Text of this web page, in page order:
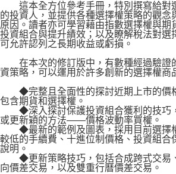
這本全方位參考手冊，特別撰寫給對
的投資人，並提供各種選擇權策略的觀念
原因。讀者亦可學習藉由指數選擇權與期
投資組合與提升績效；以及瞭解稅法對選
可允許認列之長期收益或虧損。
在本次的修訂版中，有數種經過驗證
資策略，可以運用於許多創新的選擇權商
◆完整且全面性的探討近期上市的價格
包含期貨和選擇權。
◆深入探討保護投資組合獲利的技巧
或更新穎的方法——價格波動率買權。
◆最新的範例及圖表，採用目前選擇權
較低的手續費、十進位制價格、投資組合
說明。
◆更新策略技巧，包括合成跨式交易
向價差交易，以及雙重行曆價差交易。